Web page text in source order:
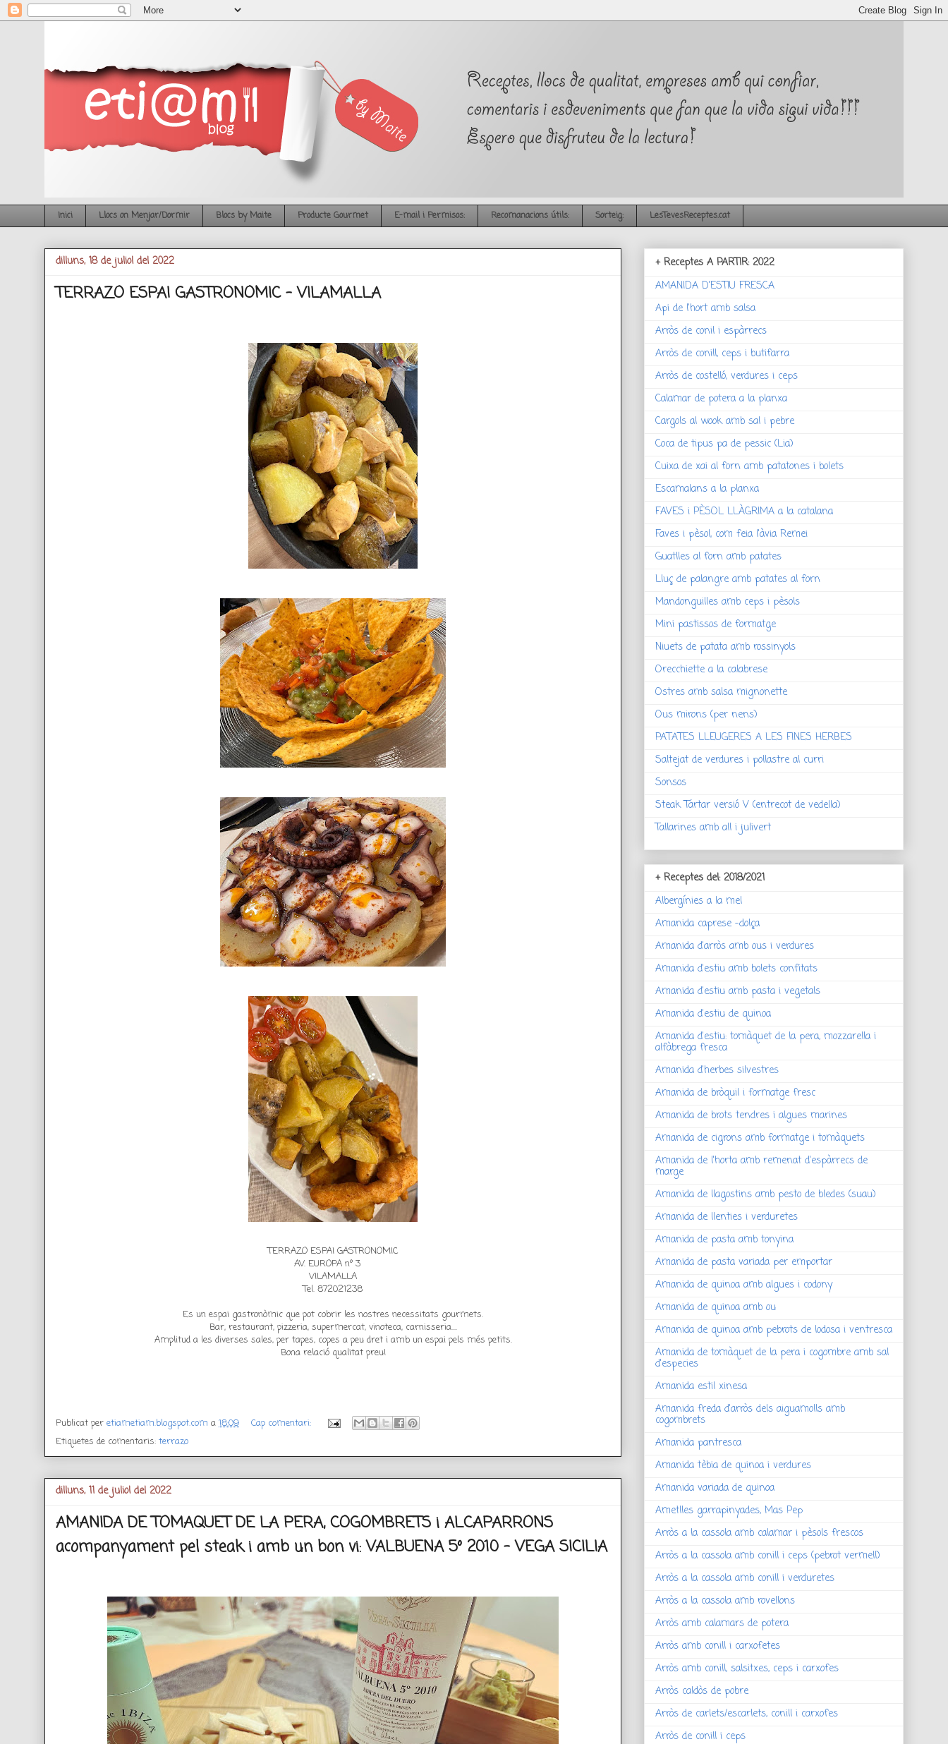
Inici Llocs on Menjar/Dormir Blocs by Maite Producte Gourmet E-mail i Permisos: Recomanacions útils: Sorteig: LesTevesReceptes.cat
dilluns, 18 de juliol del 2022
TERRAZO ESPAI GASTRONOMIC - VILAMALLA
TERRAZO ESPAI GASTRONOMIC
AV. EUROPA nº 3
VILAMALLA
Tel. 872021238
Es un espai gastronòmic que pot cobrir les nostres necessitats gourmets.
Bar, restaurant, pizzeria, supermercat, vinoteca, carnisseria....
Amplitud a les diverses sales, per tapes, copes a peu dret i amb un espai pels més petits.
Bona relació qualitat preu!
Publicat per etiametiam.blogspot.com a 18:09
Cap comentari:
Etiquetes de comentaris: terrazo
dilluns, 11 de juliol del 2022
AMANIDA DE TOMAQUET DE LA PERA, COGOMBRETS i ALCAPARRONS
acompanyament pel steak i amb un bon vi: VALBUENA 5º 2010 - VEGA SICILIA
+ Receptes A PARTIR: 2022
AMANIDA D'ESTIU FRESCA
Api de l'hort amb salsa
Arròs de conil i espàrrecs
Arròs de conill, ceps i butifarra
Arròs de costelló, verdures i ceps
Calamar de potera a la planxa
Cargols al wook amb sal i pebre
Coca de tipus pa de pessic (Lia)
Cuixa de xai al forn amb patatones i bolets
Escamalans a la planxa
FAVES i PÈSOL LLÀGRIMA a la catalana
Faves i pèsol, com feia l'àvia Remei
Guatlles al forn amb patates
Lluç de palangre amb patates al forn
Mandonguilles amb ceps i pèsols
Mini pastissos de formatge
Niuets de patata amb rossinyols
Orecchiette a la calabrese
Ostres amb salsa mignonette
Ous mirons (per nens)
PATATES LLEUGERES A LES FINES HERBES
Saltejat de verdures i pollastre al curri
Sonsos
Steak Tártar versió V (entrecot de vedella)
Tallarines amb all i julivert
+ Receptes del: 2018/2021
Albergínies a la mel
Amanida caprese -dolça
Amanida d'arròs amb ous i verdures
Amanida d'estiu amb bolets confitats
Amanida d'estiu amb pasta i vegetals
Amanida d'estiu de quinoa
Amanida d'estiu: tomàquet de la pera, mozzarella i
alfàbrega fresca
Amanida d'herbes silvestres
Amanida de bròquil i formatge fresc
Amanida de brots tendres i algues marines
Amanida de cigrons amb formatge i tomàquets
Amanida de l'horta amb remenat d'espàrrecs de
marge
Amanida de llagostins amb pesto de bledes (suau)
Amanida de llenties i verduretes
Amanida de pasta amb tonyina
Amanida de pasta variada per emportar
Amanida de quinoa amb algues i codony
Amanida de quinoa amb ou
Amanida de quinoa amb pebrots de lodosa i ventresca
Amanida de tomàquet de la pera i cogombre amb sal
d'especies
Amanida estil xinesa
Amanida freda d'arròs dels aiguamolls amb
cogombrets
Amanida pantresca
Amanida tèbia de quinoa i verdures
Amanida variada de quinoa
Ametlles garrapinyades, Mas Pep
Arròs a la cassola amb calamar i pèsols frescos
Arròs a la cassola amb conill i ceps (pebrot vermell)
Arròs a la cassola amb conill i verduretes
Arròs a la cassola amb rovellons
Arròs amb calamars de potera
Arròs amb conill i carxofetes
Arròs amb conill, salsitxes, ceps i carxofes
Arròs caldòs de pobre
Arròs de carlets/escarlets, conill i carxofes
Arròs de conill i ceps